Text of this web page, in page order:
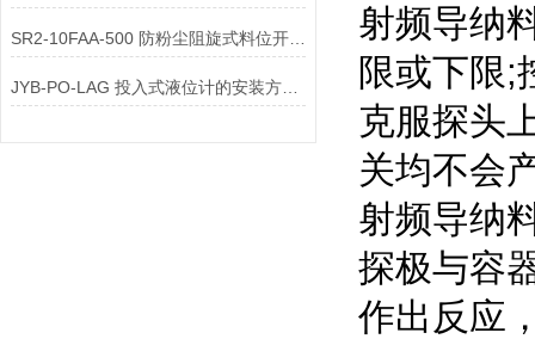
SR2-10FAA-500 防粉尘阻旋式料位开关的防尘结构与防爆结构可以兼容设计
JYB-PO-LAG 投入式液位计的安装方式有哪些
射频导纳
限或下限;
克服探头
关均不会
射频导纳
探极与容
作出反应